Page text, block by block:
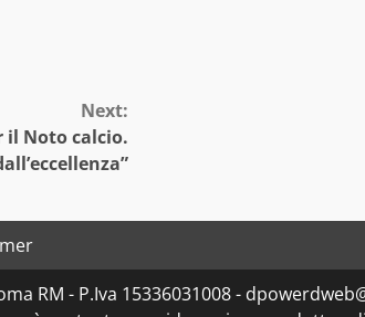
Next:
il Noto calcio.
RM - P.Iva 15336031008 -